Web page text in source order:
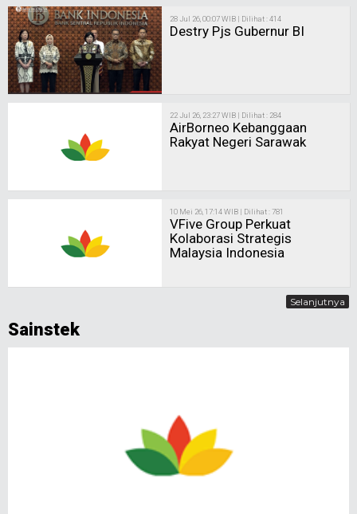
28 Jul 26, 00:07 WIB | Dilihat : 414
Destry Pjs Gubernur BI
22 Jul 26, 23:27 WIB | Dilihat : 284
AirBorneo Kebanggaan
Rakyat Negeri Sarawak
10 Mei 26, 17:14 WIB | Dilihat : 781
VFive Group Perkuat
Kolaborasi Strategis
Malaysia Indonesia
Selanjutnya
Sainstek